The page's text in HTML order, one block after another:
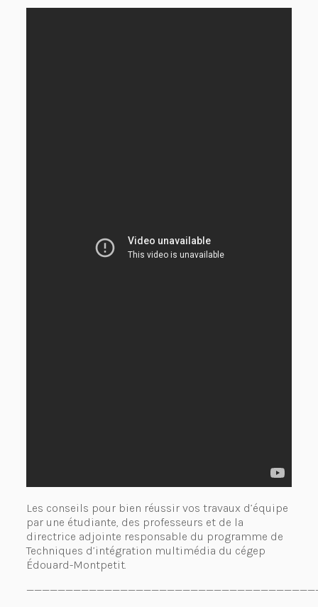
Les conseils pour bien réussir vos travaux d’équipe
par une étudiante, des professeurs et de la
directrice adjointe responsable du programme de
Techniques d’intégration multimédia du cégep
Édouard-Montpetit.